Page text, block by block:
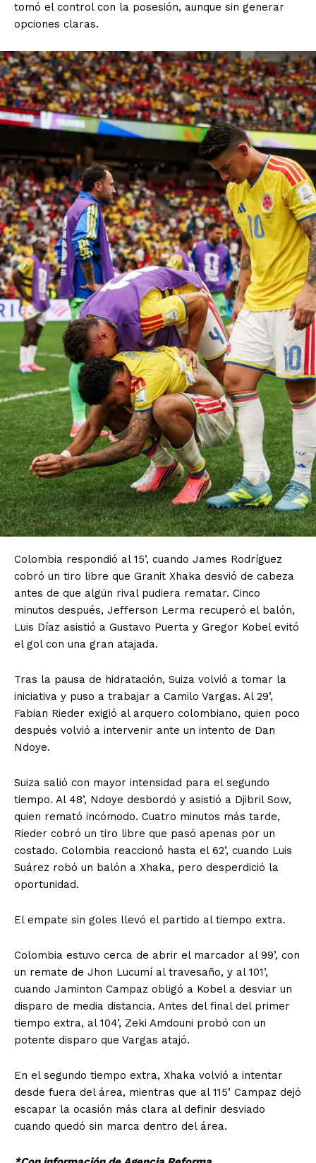
tomó el control con la posesión, aunque sin generar
opciones claras.
Colombia respondió al 15’, cuando James Rodríguez
cobró un tiro libre que Granit Xhaka desvió de cabeza
antes de que algún rival pudiera rematar. Cinco
minutos después, Jefferson Lerma recuperó el balón,
Luis Díaz asistió a Gustavo Puerta y Gregor Kobel evitó
el gol con una gran atajada.
Tras la pausa de hidratación, Suiza volvió a tomar la
iniciativa y puso a trabajar a Camilo Vargas. Al 29’,
Fabian Rieder exigió al arquero colombiano, quien poco
después volvió a intervenir ante un intento de Dan
Ndoye.
Suiza salió con mayor intensidad para el segundo
tiempo. Al 48’, Ndoye desbordó y asistió a Djibril Sow,
quien remató incómodo. Cuatro minutos más tarde,
Rieder cobró un tiro libre que pasó apenas por un
costado. Colombia reaccionó hasta el 62’, cuando Luis
Suárez robó un balón a Xhaka, pero desperdició la
oportunidad.
El empate sin goles llevó el partido al tiempo extra.
Colombia estuvo cerca de abrir el marcador al 99’, con
un remate de Jhon Lucumí al travesaño, y al 101’,
cuando Jaminton Campaz obligó a Kobel a desviar un
disparo de media distancia. Antes del final del primer
tiempo extra, al 104’, Zeki Amdouni probó con un
potente disparo que Vargas atajó.
En el segundo tiempo extra, Xhaka volvió a intentar
desde fuera del área, mientras que al 115’ Campaz dejó
escapar la ocasión más clara al definir desviado
cuando quedó sin marca dentro del área.